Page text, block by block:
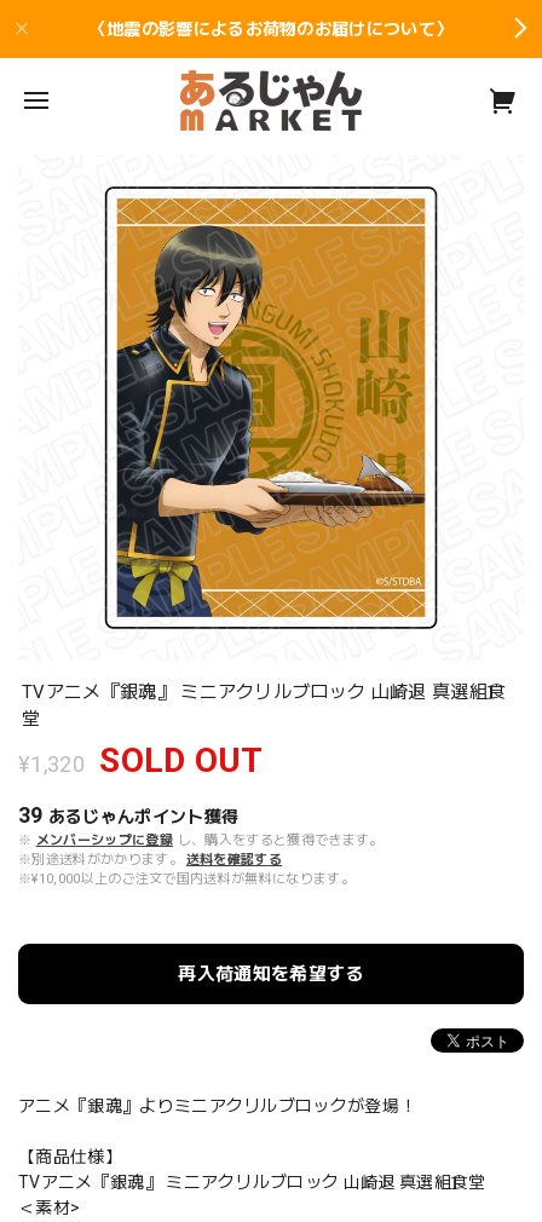
〈地震の影響によるお荷物のお届けについて〉
TVアニメ『銀魂』 ミニアクリルブロック 山崎退 真選組食
堂
¥1,320 SOLD OUT
39 あるじゃんポイント獲得
※ メンバーシップに登録 し、購入をすると獲得できます。
※別途送料がかかります。
送料を確認する
※¥10,000以上のご注文で国内送料が無料になります。
再入荷通知を希望する
アニメ『銀魂』よりミニアクリルブロックが登場！
【商品仕様】
TVアニメ『銀魂』 ミニアクリルブロック 山崎退 真選組食堂
＜素材>